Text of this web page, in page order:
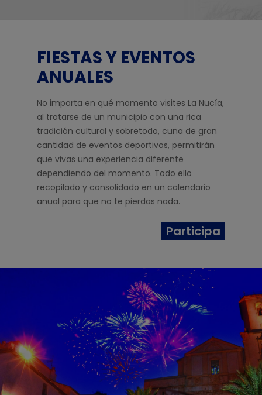
FIESTAS Y EVENTOS
ANUALES
No importa en qué momento visites La Nucía,
al tratarse de un municipio con una rica
tradición cultural y sobretodo, cuna de gran
cantidad de eventos deportivos, permitirán
que vivas una experiencia diferente
dependiendo del momento. Todo ello
recopilado y consolidado en un calendario
anual para que no te pierdas nada.
Participa